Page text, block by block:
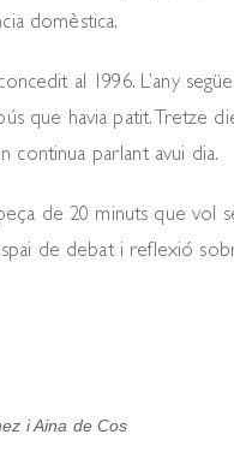
domèstica.
al 1996. L’any
que havia patit. Tretze
continua parlant avui dia.
de 20 minuts que vol
de debat i reflexió
i Aina de Cos